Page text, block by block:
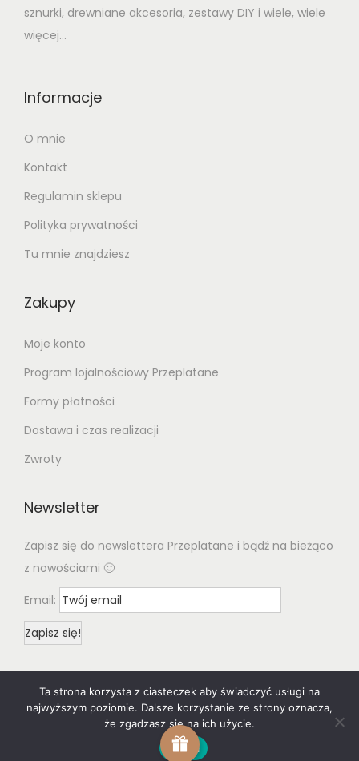
sznurki, drewniane akcesoria, zestawy DIY i wiele, wiele
więcej...
Informacje
O mnie
Kontakt
Regulamin sklepu
Polityka prywatności
Tu mnie znajdziesz
Zakupy
Moje konto
Program lojalnościowy Przeplatane
Formy płatności
Dostawa i czas realizacji
Zwroty
Newsletter
Zapisz się do newslettera Przeplatane i bądź na bieżąco
z nowościami 🙂
Email:
© 2020 WoostifyPrivacy PolicyAll rights reserved. Designed
& developed by woostify
Ta strona korzysta z ciasteczek aby świadczyć usługi na
najwyższym poziomie. Dalsze korzystanie ze strony oznacza,
że zgadzasz się na ich użycie.
Zgoda